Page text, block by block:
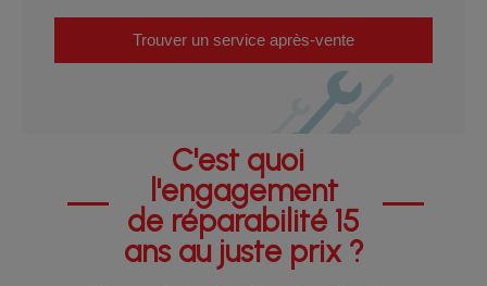
Trouver un service après-vente
C'est quoi
l'engagement
de réparabilité 15
ans au juste prix ?